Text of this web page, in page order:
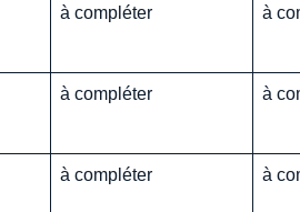
à compléter à
à compléter à
à compléter à